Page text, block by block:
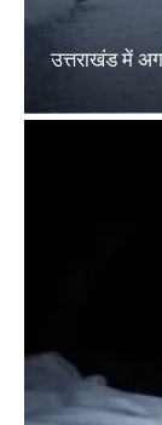
उत्तराखंड में